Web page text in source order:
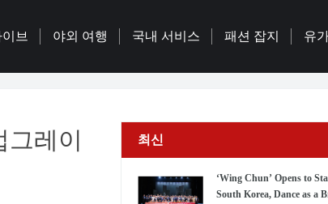
브 야외 여행 국내 서비스 패션 잡지 유
그레이
최신
‘Wing Chun’ Opens to
South Korea, Dance as a